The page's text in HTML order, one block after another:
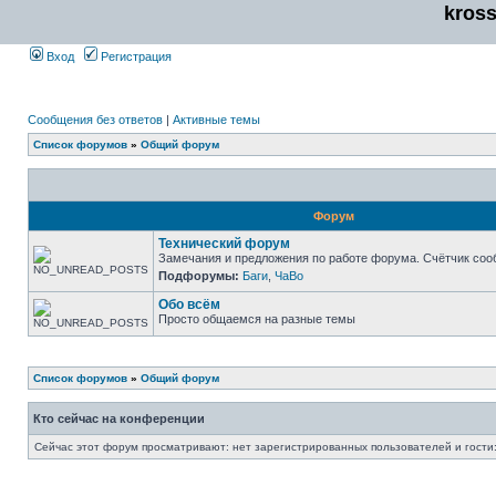
Вход Регистрация
Сообщения без ответов | Активные темы
Список форумов » Общий форум
Форум
Технический форум
Замечания и предложения по работе форума. Счётчик
Подфорумы: Баги ЧаВо
Обо всём
Просто общаемся на разные темы
Список форумов » Общий форум
Кто сейчас на конференции
Сейчас этот форум просматривают: нет зарегистрированных пользователей и